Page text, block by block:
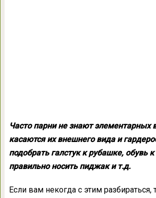
Часто парни не знают элементарных
касаются их внешнего вида и
подобрать галстук к рубашке, обувь
правильно носить пиджак и т.д.
Если вам некогда с этим разбираться,